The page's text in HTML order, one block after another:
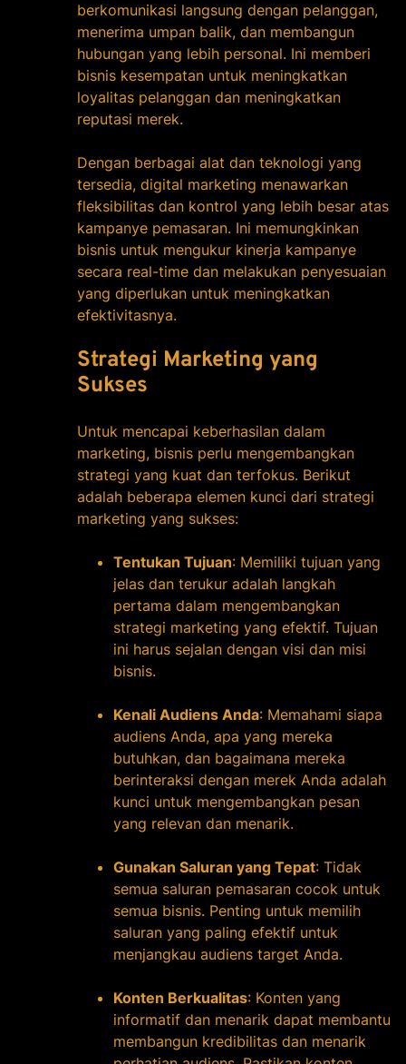
berkomunikasi langsung dengan pelanggan,
menerima umpan balik, dan membangun
hubungan yang lebih personal. Ini memberi
bisnis kesempatan untuk meningkatkan
loyalitas pelanggan dan meningkatkan
reputasi merek.
Dengan berbagai alat dan teknologi yang
tersedia, digital marketing menawarkan
fleksibilitas dan kontrol yang lebih besar atas
kampanye pemasaran. Ini memungkinkan
bisnis untuk mengukur kinerja kampanye
secara real-time dan melakukan penyesuaian
yang diperlukan untuk meningkatkan
efektivitasnya.
Strategi Marketing yang
Sukses
Untuk mencapai keberhasilan dalam
marketing, bisnis perlu mengembangkan
strategi yang kuat dan terfokus. Berikut
adalah beberapa elemen kunci dari strategi
marketing yang sukses:
Tentukan Tujuan: Memiliki tujuan yang
jelas dan terukur adalah langkah
pertama dalam mengembangkan
strategi marketing yang efektif. Tujuan
ini harus sejalan dengan visi dan misi
bisnis.
Kenali Audiens Anda: Memahami siapa
audiens Anda, apa yang mereka
butuhkan, dan bagaimana mereka
berinteraksi dengan merek Anda adalah
kunci untuk mengembangkan pesan
yang relevan dan menarik.
Gunakan Saluran yang Tepat: Tidak
semua saluran pemasaran cocok untuk
semua bisnis. Penting untuk memilih
saluran yang paling efektif untuk
menjangkau audiens target Anda.
Konten Berkualitas: Konten yang
informatif dan menarik dapat membantu
membangun kredibilitas dan menarik